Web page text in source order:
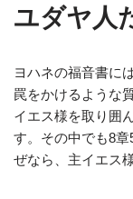
ユダヤ人
ヨハネの福音書に
罠をかけるような
イエス様を取り囲
す。その中でも8
ぜなら、主イエス